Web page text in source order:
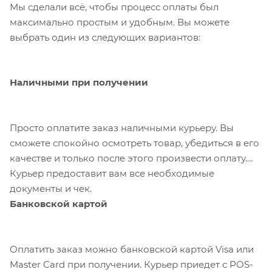
Мы сделали всё, чтобы процесс оплаты был
максимально простым и удобным. Вы можете
выбрать один из следующих вариантов:
Наличными при получении
Просто оплатите заказ наличными курьеру. Вы
сможете спокойно осмотреть товар, убедиться в его
качестве и только после этого произвести оплату.
Курьер предоставит вам все необходимые
документы и чек.
Банковской картой
Оплатить заказ можно банковской картой Visa или
Master Card при получении. Курьер приедет с POS-